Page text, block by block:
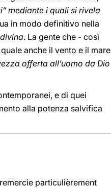
mediante i quali si rivela
in modo definitivo nella
divina. La gente che - così
anche il vento e il mare
offerta all’uomo da Dio
e di quei
alla potenza salvifica
particulièrement